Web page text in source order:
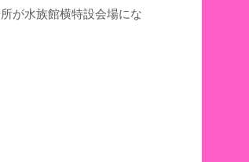
が水族館横特設会場にな